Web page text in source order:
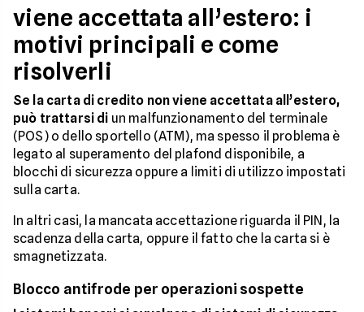
viene accettata all’estero: i
motivi principali e come
risolverli
Se la carta di credito non viene accettata all’estero,
può trattarsi di un malfunzionamento del terminale
(POS) o dello sportello (ATM), ma spesso il problema è
legato al superamento del plafond disponibile, a
blocchi di sicurezza oppure a limiti di utilizzo impostati
sulla carta.
In altri casi, la mancata accettazione riguarda il PIN, la
scadenza della carta, oppure il fatto che la carta si è
smagnetizzata.
Blocco antifrode per operazioni sospette